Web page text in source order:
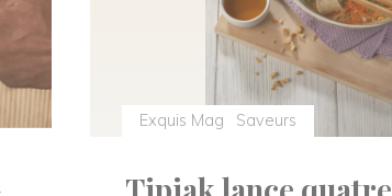
Exquis Mag Saveurs